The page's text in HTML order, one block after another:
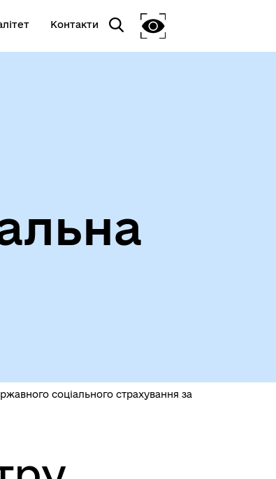
Контакти
соціального страхування за